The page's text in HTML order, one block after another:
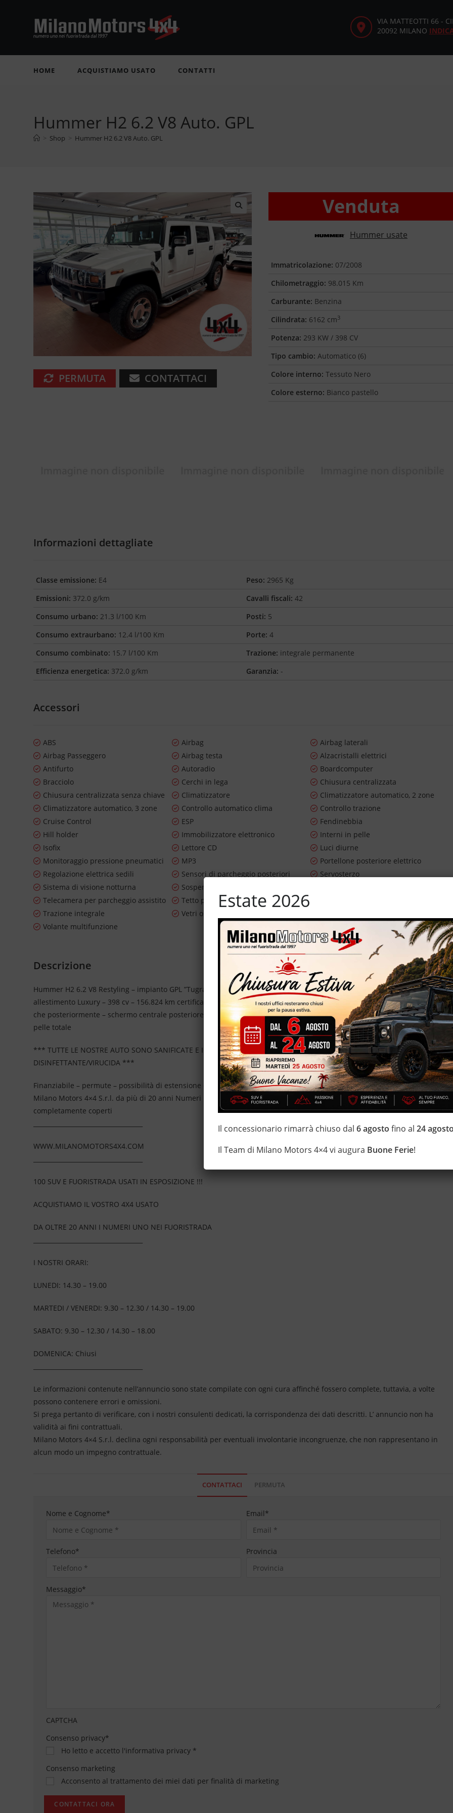
VIA MATTEOTTI 66 -
20092 MILANO
HOME ACQUISTIAMO USATO CONTATTI
Hummer H2 6.2 V8 Auto. GPL
> Shop > Hummer H2 6.2 V8 Auto. GPL
🔍
PERMUTA CONTATTACI
Venduta
Hummer usate
Immatricolazione: 07/2008
Chilometraggio: 98.015 Km
Carburante: Benzina
Cilindrata: 6162 cm3
Potenza: 293 KW / 398 CV
Tipo cambio: Automatico (6)
Colore interno: Tessuto Nero
Colore esterno: Bianco pastello
Informazioni dettagliate
Classe emissione: E4
Emissioni: 372.0 g/km
Consumo urbano: 21.3 l/100 Km
Consumo extraurbano: 12.4 l/100 Km
Consumo combinato: 15.7 l/100 Km
Efficienza energetica: 372.0 g/km
Peso: 2965 Kg
Cavalli fiscali: 42
Posti: 5
Porte: 4
Trazione: integrale permanente
Garanzia: -
Accessori
ABS Airbag
Airbag laterali
Airbag Passeggero
Airbag testa
Alzacristalli elettrici
Antifurto
Autoradio
Boardcomputer
Bracciolo
Cerchi in lega
Chiusura centralizzata
Chiusura centralizzata senza chiave
Climatizzatore
Climatizzatore automatico, 2 zone
Climatizzatore automatico, 3 zone
Controllo automatico clima
Controllo trazione
Cruise Control
ESP
Fendinebbia
Hill holder
Immobilizzatore elettronico
Interni in pelle
Isofix
Lettore CD
Luci diurne
Monitoraggio pressione pneumatici
MP3
Portellone posteriore elettrico
Regolazione elettrica sedili
Sensori di parcheggio posteriori
Servosterzo
Sistema di visione notturna
Sospensioni pneumatiche
Telecamera per parcheggio assistito
Tetto panorama
Trazione integrale
Vetri oscurati
Volante multifunzione
Descrizione
Hummer H2 6.2 V8 Restyling – impianto GPL ”Tugra” da 59 litri installato a novembre 2019 – cambio automatico –
allestimento Luxury – 398 cv – 156.824 km certificati e garantiti – cerchi in lega da 17” – sedili riscaldabili sia anteriormente
che posteriormente – schermo centrale posteriore – tetto panoramico/apribile- sensori park – 4WD – 5 posti – interni in
pelle totale
*** TUTTE LE NOSTRE AUTO SONO SANIFICATE E IGIENIZZATE CON TRATTAMENTI DI VAPORE, OZONO E
DISINFETTANTE/VIRUCIDA ***
Finanziabile – permute – possibilità di estensione della garanzia con i leader del mercato ”Opteven” e ”Mapfre Warranty” –
Milano Motors 4×4 S.r.l. da più di 20 anni Numeri Uno Nei Fuoristrada con un’ esposizione da più di 1.500 mq
completamente coperti
WWW.MILANOMOTORS4X4.COM
100 SUV E FUORISTRADA USATI IN ESPOSIZIONE !!!
ACQUISTIAMO IL VOSTRO 4X4 USATO
DA OLTRE 20 ANNI I NUMERI UNO NEI FUORISTRADA
I NOSTRI ORARI:
LUNEDI: 14.30 – 19.00
MARTEDI / VENERDI: 9.30 – 12.30 / 14.30 – 19.00
SABATO: 9.30 – 12.30 / 14.30 – 18.00
DOMENICA: Chiusi
Le informazioni contenute nell’annuncio sono state compilate con ogni cura affinché fossero complete, tuttavia, a volte
possono contenere errori e omissioni.
Si prega pertanto di verificare, con i nostri consulenti dedicati, la corrispondenza dei dati descritti. L’ annuncio non ha
validità ai fini contrattuali.
Milano Motors 4×4 S.r.l. declina ogni responsabilità per eventuali involontarie incongruenze, che non rappresentano in
alcun modo un impegno contrattuale.
CONTATTACI PERMUTA
Nome e Cognome* Email*
Telefono* Provincia
Messaggio*
CAPTCHA
Consenso privacy*
Ho letto e accetto l'informativa privacy *
Consenso marketing
Acconsento al trattamento dei miei dati per finalità di marketing
Estate 2026
Il concessionario rimarrà chiuso dal6 agosto fino al24
Il Team di Milano Motors 4×4 vi augura Buone Ferie!